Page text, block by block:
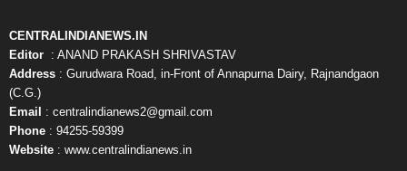
CENTRALINDIANEWS.IN
Editor : ANAND PRAKASH SHRIVASTAV
Address : Gurudwara Road, in-Front of Annapurna Dairy, Rajnandgaon
(C.G.)
Email
: centralindianews2@gmail.com
Phone : 94255-59399
Website : www.centralindianews.in